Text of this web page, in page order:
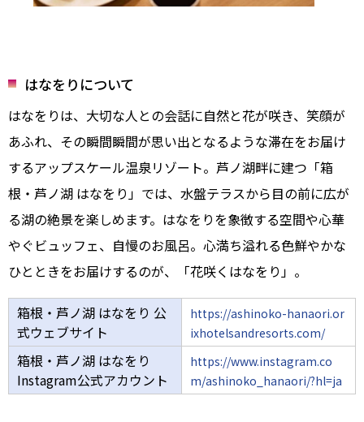
はなをりについて
はなをりは、大切な人との会話に自然と花が咲き、笑顔が
あふれ、その瞬間瞬間が思い出となるような滞在をお届け
するアップスケール温泉リゾート。芦ノ湖畔に建つ「箱
根・芦ノ湖 はなをり」では、水盤テラスから目の前に広が
る湖の絶景を楽しめます。はなをりを象徴する空間や心華
やぐビュッフェ、自慢のお風呂。心満ち溢れる色鮮やかな
ひとときをお届けするのが、「花咲くはなをり」。
箱根・芦ノ湖 はなをり 公
式ウェブサイト
https://ashinoko-hanaori.or
ixhotelsandresorts.com/
箱根・芦ノ湖 はなをり
Instagram公式アカウント
https://www.instagram.co
m/ashinoko_hanaori/?hl=ja